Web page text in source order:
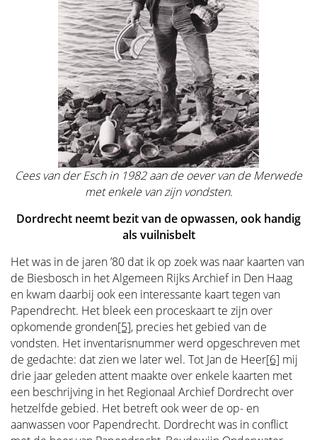
Cees van der Esch in 1982 aan de oever van de Merwede
met enkele van zijn vondsten.
Dordrecht neemt bezit van de opwassen, ook handig
als vuilnisbelt
Het was in de jaren ’80 dat ik op zoek was naar kaarten van
de Biesbosch in het Algemeen Rijks Archief in Den Haag
en kwam daarbij ook een interessante kaart tegen van
Papendrecht. Het bleek een proceskaart te zijn over
opkomende gronden[5], precies het gebied van de
vondsten. Het inventarisnummer werd opgeschreven met
de gedachte: dat zien we later wel. Tot Jan de Heer[6] mij
drie jaar geleden attent maakte over enkele kaarten met
een beschrijving in het Regionaal Archief Dordrecht over
hetzelfde gebied. Het betreft ook weer de op- en
aanwassen voor Papendrecht. Dordrecht was in conflict